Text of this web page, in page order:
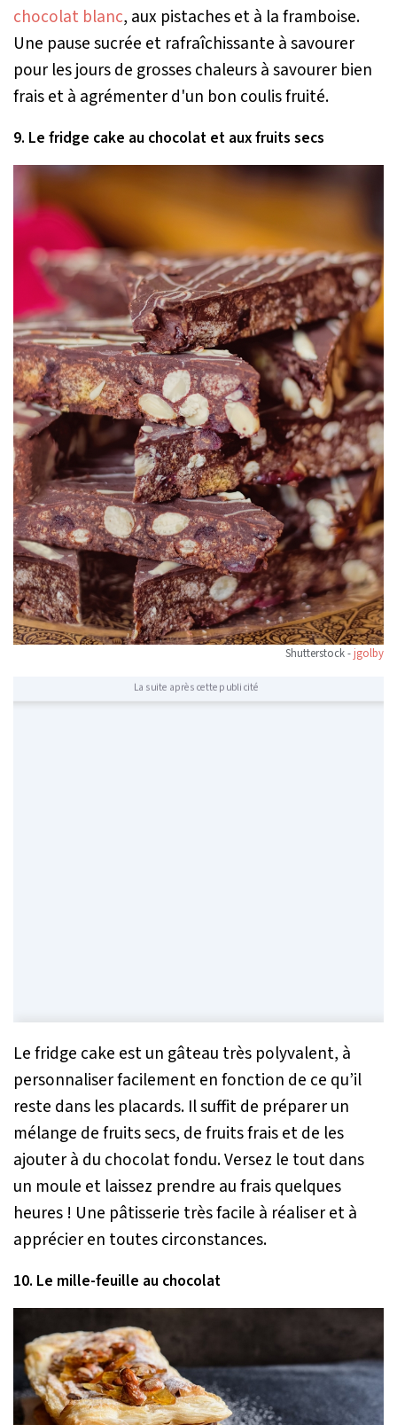
chocolat blanc, aux pistaches et à la framboise.
Une pause sucrée et rafraîchissante à savourer
pour les jours de grosses chaleurs à savourer bien
frais et à agrémenter d'un bon coulis fruité.
9. Le fridge cake au chocolat et aux fruits secs
Shutterstock -jgolby
La suite après cette publicité
Le fridge cake est un gâteau très polyvalent, à
personnaliser facilement en fonction de ce qu’il
reste dans les placards. Il suffit de préparer un
mélange de fruits secs, de fruits frais et de les
ajouter à du chocolat fondu. Versez le tout dans
un moule et laissez prendre au frais quelques
heures ! Une pâtisserie très facile à réaliser et à
apprécier en toutes circonstances.
10. Le mille-feuille au chocolat